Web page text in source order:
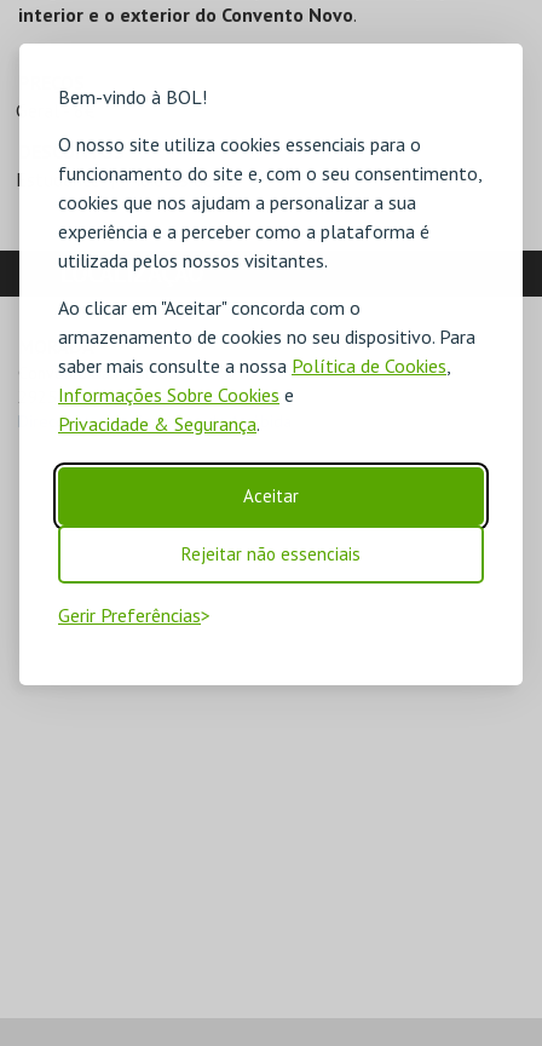
Bem-vindo à BOL!
O nosso site utiliza cookies essenciais para o
funcionamento do site e, com o seu consentimento,
cookies que nos ajudam a personalizar a sua
experiência e a perceber como a plataforma é
utilizada pelos nossos visitantes.
Ao clicar em "Aceitar" concorda com o
armazenamento de cookies no seu dispositivo. Para
saber mais consulte a nossa Política de Cookies
Informações Sobre Cookies e
Privacidade & Segurança.
Aceitar
Rejeitar não essenciais
Gerir Preferências
interior e o exterior do Convento Novo.
Geral - 8€
DESCONTOS
Estudante
Maiores de 65
LOCALIZAÇÃO
MORADA
Convento da Arrábida
2925-519 Azeitão
Direcções para Convento da Arrábida